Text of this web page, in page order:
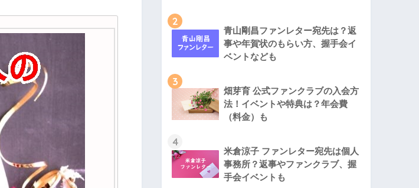
2
青山剛昌ファンレター宛先は？返
事や年賀状のもらい方、握手会イ
ベントなども
3
畑芽育 公式ファンクラブの入会方
法！イベントや特典は？年会費
（料金）も
4
米倉涼子 ファンレター宛先は個人
事務所？返事やファンクラブ、握
手会イベントも